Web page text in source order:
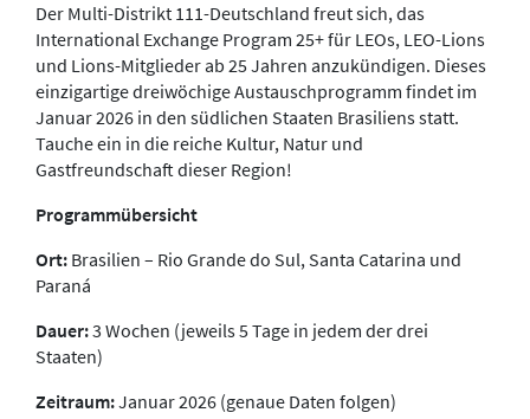
Der Multi-Distrikt 111-Deutschland freut sich, das
International Exchange Program 25+ für LEOs, LEO-Lions
und Lions-Mitglieder ab 25 Jahren anzukündigen. Dieses
einzigartige dreiwöchige Austauschprogramm findet im
Januar 2026 in den südlichen Staaten Brasiliens statt.
Tauche ein in die reiche Kultur, Natur und
Gastfreundschaft dieser Region!
Programmübersicht
Ort: Brasilien – Rio Grande do Sul, Santa Catarina und
Paraná
Dauer:3 Wochen (jeweils 5 Tage in jedem der drei
Staaten)
Zeitraum:Januar 2026 (genaue Daten folgen)